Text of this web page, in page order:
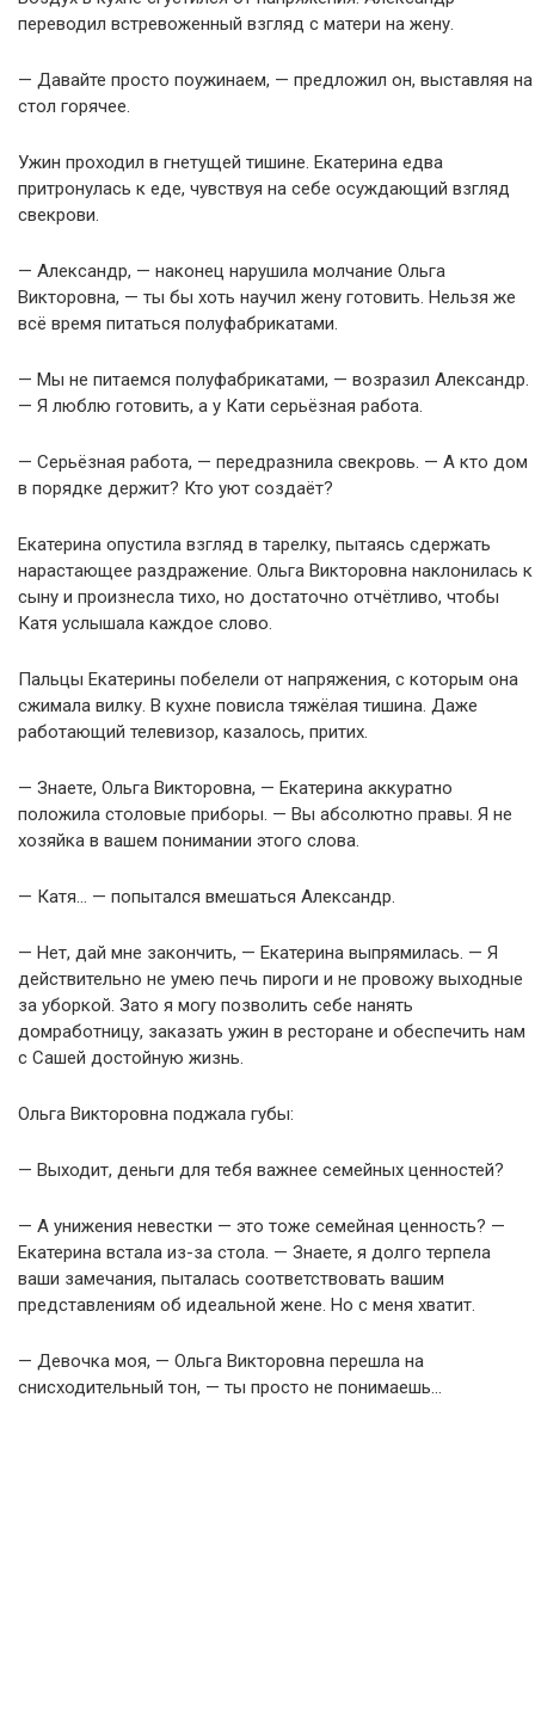
переводил встревоженный взгляд с матери на жену.
— Давайте просто поужинаем, — предложил он, выставляя на
стол горячее.
Ужин проходил в гнетущей тишине. Екатерина едва
притронулась к еде, чувствуя на себе осуждающий взгляд
свекрови.
— Александр, — наконец нарушила молчание Ольга
Викторовна, — ты бы хоть научил жену готовить. Нельзя же
всё время питаться полуфабрикатами.
— Мы не питаемся полуфабрикатами, — возразил Александр.
— Я люблю готовить, а у Кати серьёзная работа.
— Серьёзная работа, — передразнила свекровь. — А кто дом
в порядке держит? Кто уют создаёт?
Екатерина опустила взгляд в тарелку, пытаясь сдержать
нарастающее раздражение. Ольга Викторовна наклонилась к
сыну и произнесла тихо, но достаточно отчётливо, чтобы
Катя услышала каждое слово.
Пальцы Екатерины побелели от напряжения, с которым она
сжимала вилку. В кухне повисла тяжёлая тишина. Даже
работающий телевизор, казалось, притих.
— Знаете, Ольга Викторовна, — Екатерина аккуратно
положила столовые приборы. — Вы абсолютно правы. Я не
хозяйка в вашем понимании этого слова.
— Катя… — попытался вмешаться Александр.
— Нет, дай мне закончить, — Екатерина выпрямилась. — Я
действительно не умею печь пироги и не провожу выходные
за уборкой. Зато я могу позволить себе нанять
домработницу, заказать ужин в ресторане и обеспечить нам
с Сашей достойную жизнь.
Ольга Викторовна поджала губы:
— Выходит, деньги для тебя важнее семейных ценностей?
— А унижения невестки — это тоже семейная ценность? —
Екатерина встала из-за стола. — Знаете, я долго терпела
ваши замечания, пыталась соответствовать вашим
представлениям об идеальной жене. Но с меня хватит.
— Девочка моя, — Ольга Викторовна перешла на
снисходительный тон, — ты просто не понимаешь…